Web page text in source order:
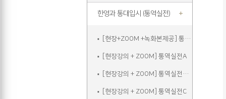
한영과 통대입시 (통역실전)
[현장+ZOOM +녹화본제공] 통역실전A
[현장강의 + ZOOM] 통역실전A
[현장강의 + ZOOM] 통역실전주말
[현장강의 + ZOOM] 통역실전C